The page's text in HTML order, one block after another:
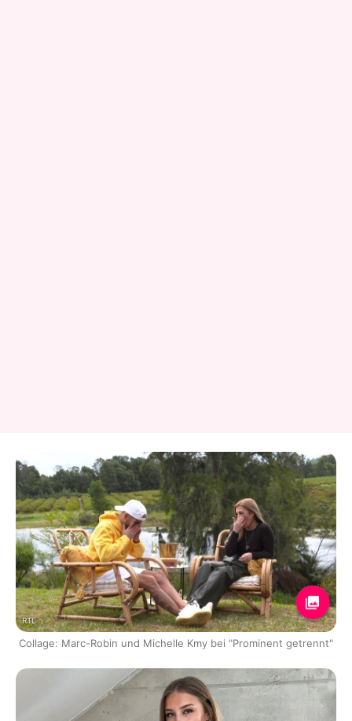
RTL
Collage: Marc-Robin und Michelle Kmy bei "Prominent getrennt"